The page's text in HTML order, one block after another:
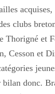
clubs
Thorigné et
Cesson et
donc.